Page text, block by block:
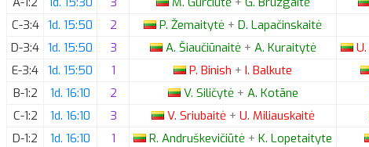
C-3:4 1d. 15:50 2 P. Žemaitytė + D. Lapačinskaitė
D-3:4 1d. 15:50 3 A. Šiaučiūnaitė + A. Kuraitytė U.
E-3:4 1d. 15:50 1 P. Binish + I. Balkute
B-1:2
1d. 16:10 2 V. Siličytė + A. Kotāne
C-1:2
1d. 16:10 3 V. Sriubaitė + U. Miliauskaitė
D-1:2
1d. 16:10 1 R. Andruškevičiūtė + K. Lopetaityte